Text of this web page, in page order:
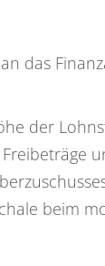
das
der
beim